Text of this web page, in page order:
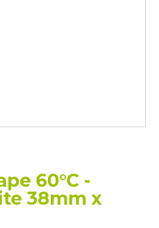
60°C -
38mm x